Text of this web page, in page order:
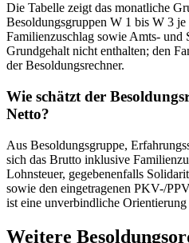
Die Tabelle zeigt das monatliche
Besoldungsgruppen W 1 bis W 3 je
Familienzuschlag sowie Amts- und
Grundgehalt nicht enthalten; den
der Besoldungsrechner.
Wie schätzt der
Netto?
Aus Besoldungsgruppe,
sich das Brutto inklusive
Lohnsteuer, gegebenenfalls
sowie den eingetragenen PKV-/
ist eine unverbindliche
Weitere